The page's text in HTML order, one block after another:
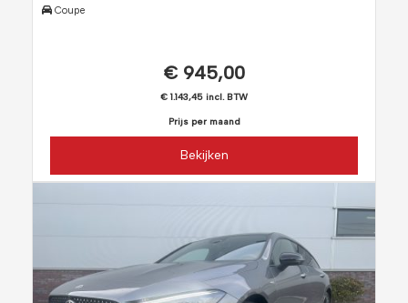
Coupe
€ 945,00
€ 1.143,45 incl. BTW
Prijs per maand
Bekijken